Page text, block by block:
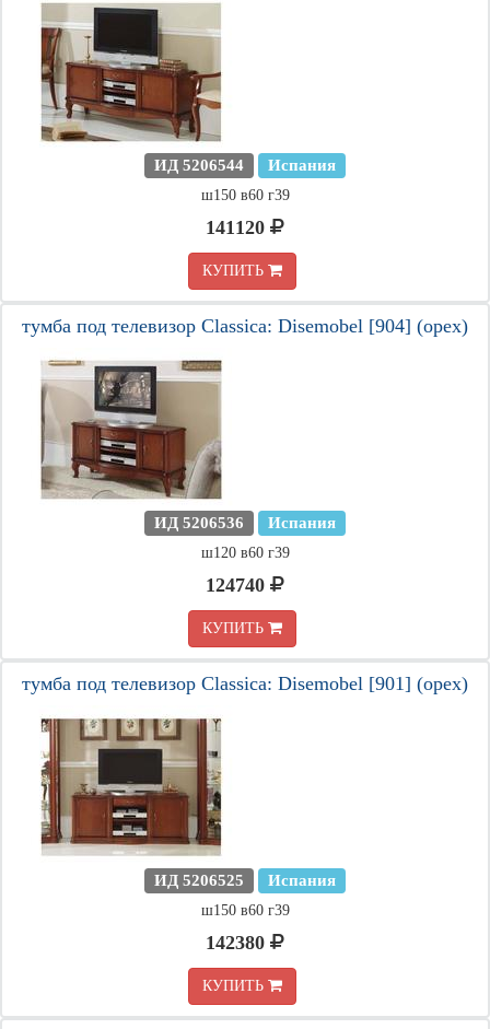
ИД 5206544 Испания
ш150 в60 г39
141120
КУПИТЬ
тумба под телевизор Classica: Disemobel [904] (орех)
ИД 5206536 Испания
ш120 в60 г39
124740
КУПИТЬ
тумба под телевизор Classica: Disemobel [901] (орех)
ИД 5206525 Испания
ш150 в60 г39
142380
КУПИТЬ